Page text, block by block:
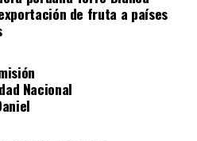
y dijo que este anuncio
Añadió que «especular
tan importante es no solo
de fruta a países
Nacional